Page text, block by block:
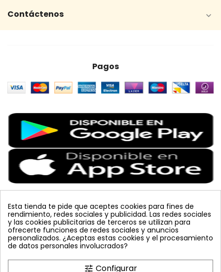
Contáctenos 
Pagos
Etiquetas Populares
tuta absoluta koppert bombus terrestris
sin carnet
amarillo
vacuna arbol feromona
lucha integrada
mariquita placa azul
celeste
Esta tienda te pide que aceptes cookies para fines de
rendimiento, redes sociales y publicidad. Las redes sociales
y las cookies publicitarias de terceros se utilizan para
ofrecerte funciones de redes sociales y anuncios
personalizados. ¿Aceptas estas cookies y el procesamiento
de datos personales involucrados?
tune Configurar